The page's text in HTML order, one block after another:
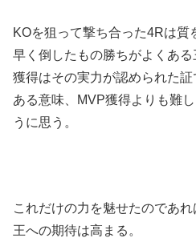
KOを狙って撃ち合った4Rは
早く倒したもの勝ちがよくあ
獲得はその実力が認められた証
ある意味、MVP獲得よりも難
うに思う。
これだけの力を魅せたのであ
王への期待は高まる。